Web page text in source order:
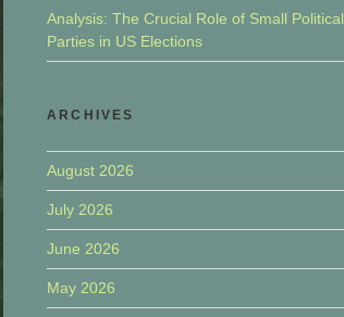
Analysis: The Crucial Role of Small Political
Parties in US Elections
ARCHIVES
August 2026
July 2026
June 2026
May 2026